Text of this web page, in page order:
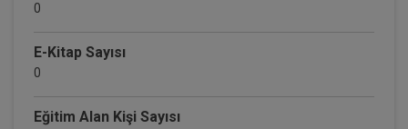
0
E-Kitap Sayısı
0
Eğitim Alan Kişi Sayısı